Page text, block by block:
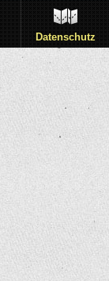
Datenschutz